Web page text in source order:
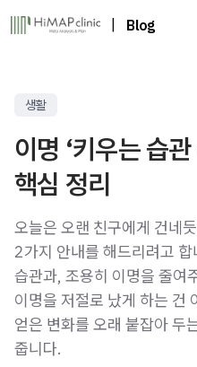
Blog
생활
이명 ‘키우는 습
핵심 정리
오늘은 오랜 친구에게 건네
2가지 안내를 해드리려고
습관과, 조용히 이명을 줄여
이명을 저절로 났게 하는 건
얻은 변화를 오래 붙잡아 두
줍니다.